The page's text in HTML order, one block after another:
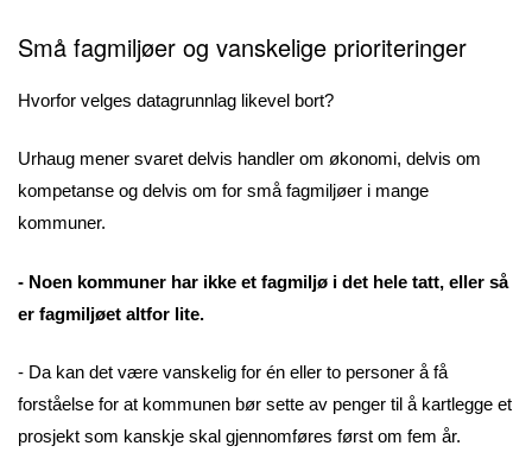
Små fagmiljøer og vanskelige prioriteringer
Hvorfor velges datagrunnlag likevel bort?
Urhaug mener svaret delvis handler om økonomi, delvis om
kompetanse og delvis om for små fagmiljøer i mange
kommuner.
- Noen kommuner har ikke et fagmiljø i det hele tatt, eller så
er fagmiljøet altfor lite.
- Da kan det være vanskelig for én eller to personer å få
forståelse for at kommunen bør sette av penger til å kartlegge et
prosjekt som kanskje skal gjennomføres først om fem år.